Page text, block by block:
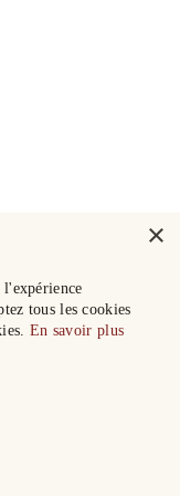
×
tous les cookies
En savoir plus